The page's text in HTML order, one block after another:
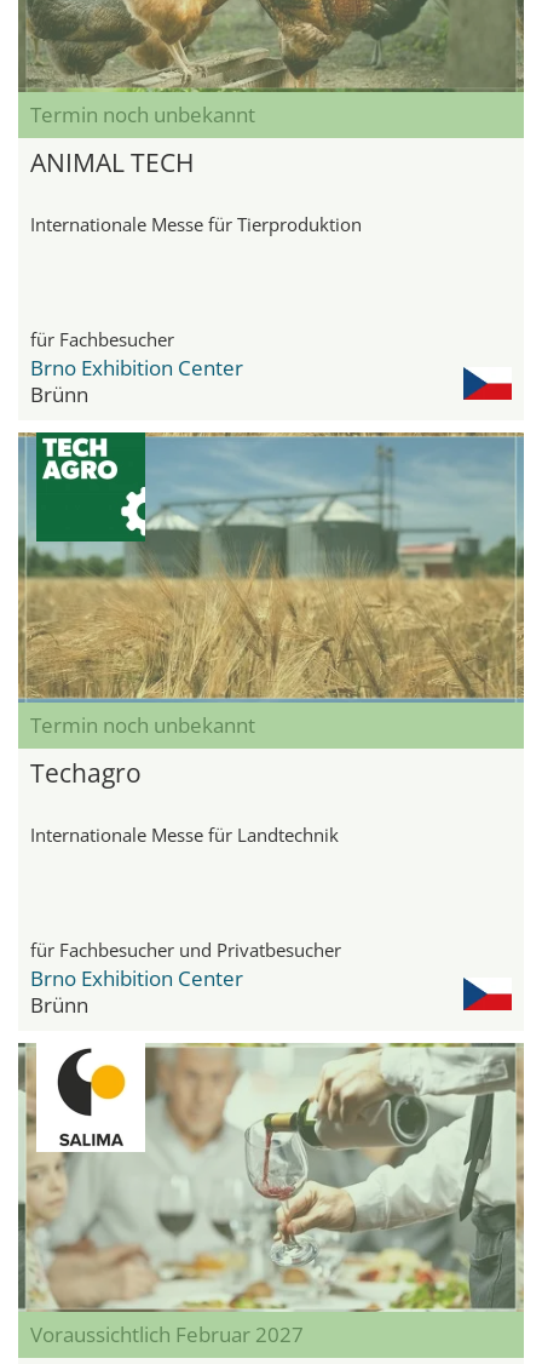
Termin noch unbekannt
ANIMAL TECH
Internationale Messe für Tierproduktion
für Fachbesucher
Brno Exhibition Center
Brünn
Termin noch unbekannt
Techagro
Internationale Messe für Landtechnik
für Fachbesucher und Privatbesucher
Brno Exhibition Center
Brünn
Voraussichtlich Februar 2027